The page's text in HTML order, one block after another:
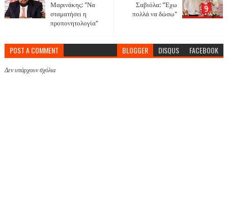
Σαβιόλα: "Έχω
πολλά να δώσω"
Μαρινάκης: "Να
σταματήσει η
προπονητολογία"
POST A COMMENT BLOGGER DISQUS FACEBOOK
Δεν υπάρχουν σχόλια